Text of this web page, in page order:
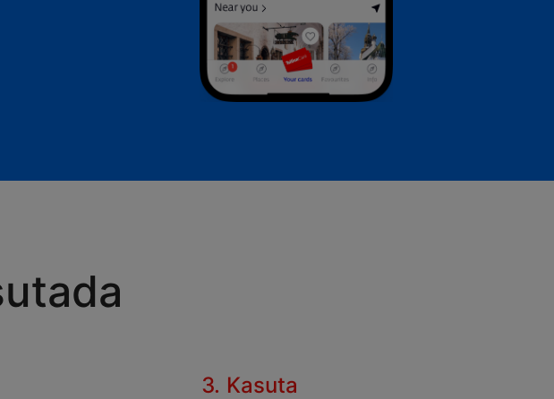
3. Kasuta